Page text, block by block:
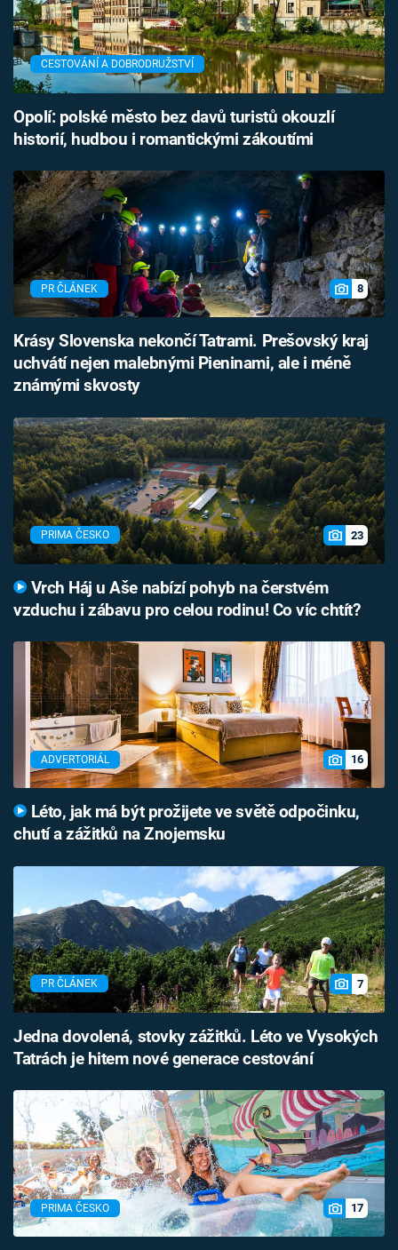
CESTOVÁNÍ A DOBRODRUŽSTVÍ
Opolí: polské město bez davů turistů okouzlí
historií, hudbou i romantickými zákoutími
PR ČLÁNEK 8
Krásy Slovenska nekončí Tatrami. Prešovský kraj
uchvátí nejen malebnými Pieninami, ale i méně
známými skvosty
PRIMA ČESKO 23
Vrch Háj u Aše nabízí pohyb na čerstvém
vzduchu i zábavu pro celou rodinu! Co víc chtít?
ADVERTORIÁL 16
Léto, jak má být prožijete ve světě odpočinku,
chutí a zážitků na Znojemsku
PR ČLÁNEK 7
Jedna dovolená, stovky zážitků. Léto ve Vysokých
Tatrách je hitem nové generace cestování
PRIMA ČESKO 17